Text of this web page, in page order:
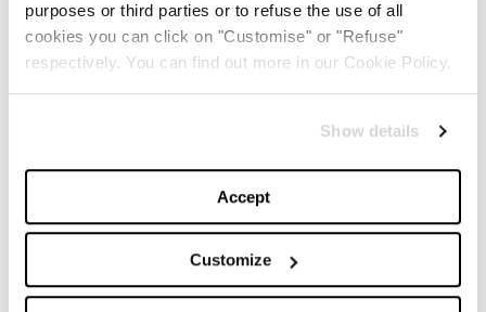
purposes or third parties or to refuse the use of all
cookies you can click on "Customise" or "Refuse"
respectively. You can find out more in our Cookie Policy.
Show details
Accept
Customize
-
beauty raccontano uno stile
-
Anche quest’anno Louis
Vuitton accende la magia
del Natale